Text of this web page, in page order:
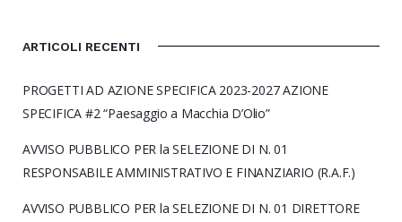
ARTICOLI RECENTI
PROGETTI AD AZIONE SPECIFICA 2023-2027 AZIONE
SPECIFICA #2 “Paesaggio a Macchia D’Olio”
AVVISO PUBBLICO PER la SELEZIONE DI N. 01
RESPONSABILE AMMINISTRATIVO E FINANZIARIO (R.A.F.)
AVVISO PUBBLICO PER la SELEZIONE DI N. 01 DIRETTORE